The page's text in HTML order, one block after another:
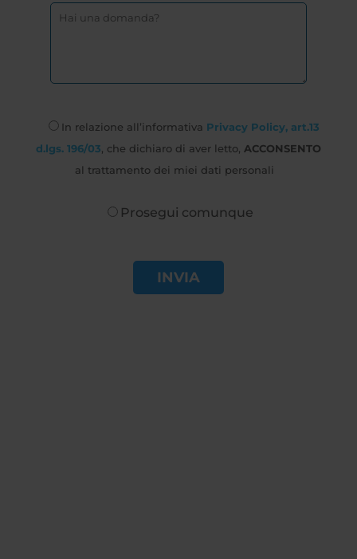
In relazione all’informativa Privacy Policy, art.13
d.lgs. 196/03 , che dichiaro di aver letto, ACCONSENTO
al trattamento dei miei dati personali
Prosegui comunque